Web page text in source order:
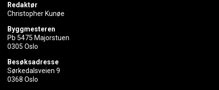
Redaktør
Christopher Kunøe
Byggmesteren
Pb 5475 Majorstuen
0305 Oslo
Besøksadresse
Sørkedalsveien 9
0368 Oslo